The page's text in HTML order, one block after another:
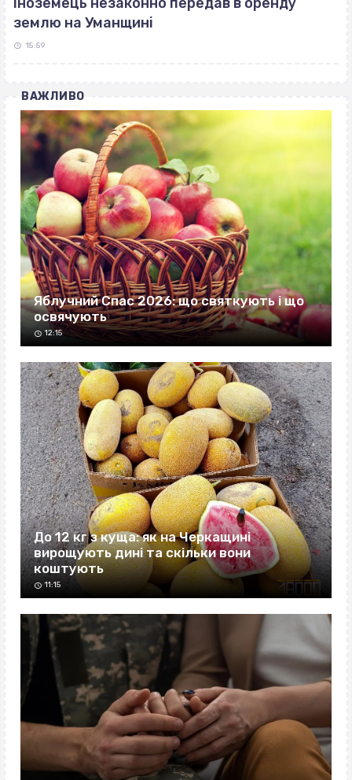
землю на Уманщині
15:59
ВАЖЛИВО
Яблучний Спас 2026: що святкують і що
освячують
12:15
До 12 кг з куща: як на Черкащині
вирощують дині та скільки вони
коштують
11:15